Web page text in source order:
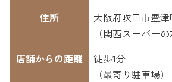
住所
大阪府吹田市豊津
（関西スーパー
店舗からの距離
徒歩1分
（最寄り駐車場）